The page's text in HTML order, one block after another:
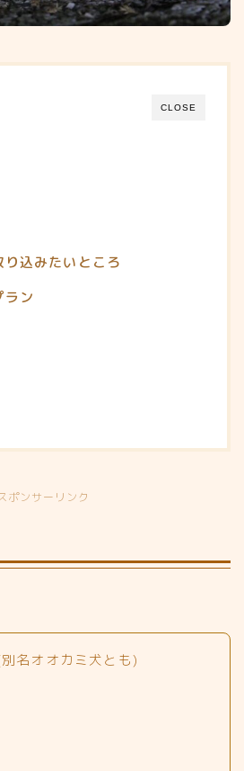
CLOSE
込みたいところ
ラン
ポンサーリンク
名オオカミ犬とも)